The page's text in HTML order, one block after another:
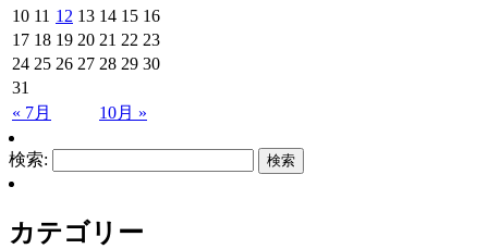
« 7月 10月 »
10 11 12 13 14 15 16
17 18 19 20 21 22 23
24 25 26 27 28 29 30
31
検索:
カテゴリー